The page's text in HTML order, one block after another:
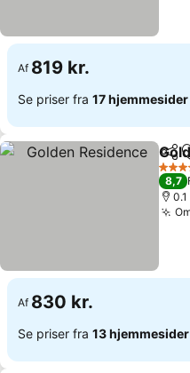
Af 819 kr.
Se priser fra 17 hjemmesider
Del
4
8,7
Af 830 kr.
Se priser fra 13 hjemmesider